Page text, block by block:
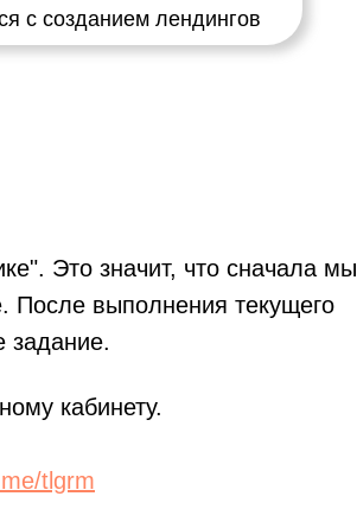
с созданием лендингов
Это значит, что сначала мы
После выполнения текущего
задание.
кабинету.
tlgrm